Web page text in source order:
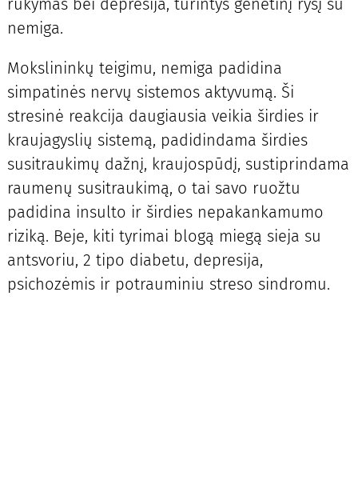
rūkymas bei depresija, turintys genetinį ryšį su
nemiga.
Mokslininkų teigimu, nemiga padidina
simpatinės nervų sistemos aktyvumą. Ši
stresinė reakcija daugiausia veikia širdies ir
kraujagyslių sistemą, padidindama širdies
susitraukimų dažnį, kraujospūdį, sustiprindama
raumenų susitraukimą, o tai savo ruožtu
padidina insulto ir širdies nepakankamumo
riziką. Beje, kiti tyrimai blogą miegą sieja su
antsvoriu, 2 tipo diabetu, depresija,
psichozėmis ir potrauminiu streso sindromu.